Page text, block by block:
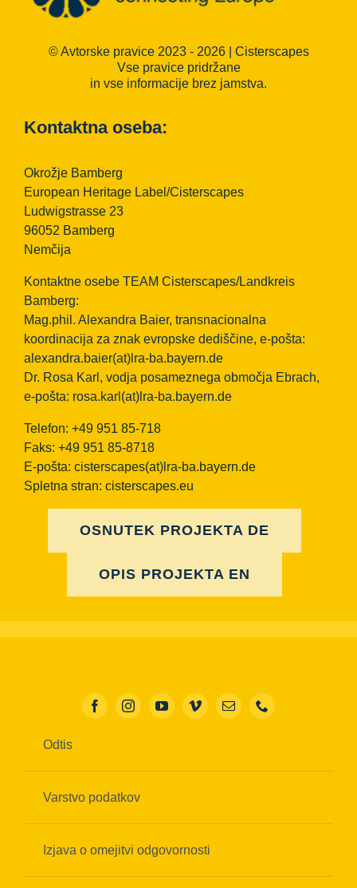
© Avtorske pravice 2023 - 2026 | Cisterscapes
Vse pravice pridržane
in vse informacije brez jamstva.
Kontaktna oseba:
Okrožje Bamberg
European Heritage Label/Cisterscapes
Ludwigstrasse 23
96052 Bamberg
Nemčija
Kontaktne osebe TEAM Cisterscapes/Landkreis
Bamberg:
Mag.phil. Alexandra Baier, transnacionalna
koordinacija za znak evropske dediščine, e-pošta:
alexandra.baier(at)lra-ba.bayern.de
Dr. Rosa Karl, vodja posameznega območja Ebrach,
e-pošta: rosa.karl(at)lra-ba.bayern.de
Telefon: +49 951 85-718
Faks: +49 951 85-8718
E-pošta: cisterscapes(at)lra-ba.bayern.de
Spletna stran: cisterscapes.eu
OSNUTEK PROJEKTA DE
OPIS PROJEKTA EN
Odtis
Varstvo podatkov
Izjava o omejitvi odgovornosti